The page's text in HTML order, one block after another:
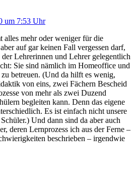
um 7:53 Uhr
alles mehr oder weniger für die
auf gar keinen Fall vergessen darf,
der Lehrerinnen und Lehrer gelegentlich
Sie sind nämlich im Homeoffice und
betreuen. (Und da hilft es wenig,
von eins, zwei Fächern Bescheid
von mehr als zwei Duzend
begleiten kann. Denn das eigene
Es ist einfach nicht unsere
Und dann sind da aber auch
deren Lernprozess ich aus der Ferne –
beschrieben – irgendwie